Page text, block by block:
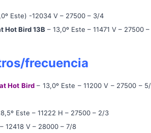
Este) -12034 V – 27500 – 3/4
Hot Bird 13B – 13,0º Este – 11471 V – 27500
frecuencia
Hot Bird– 13,0º Este – 11200 V – 27500 –
Este – 11222 H – 27500 – 2/3
12418 V – 28000 – 7/8